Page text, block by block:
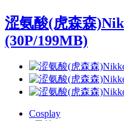
涩氨酸(虎森森
(30P/199MB)
Cosplay